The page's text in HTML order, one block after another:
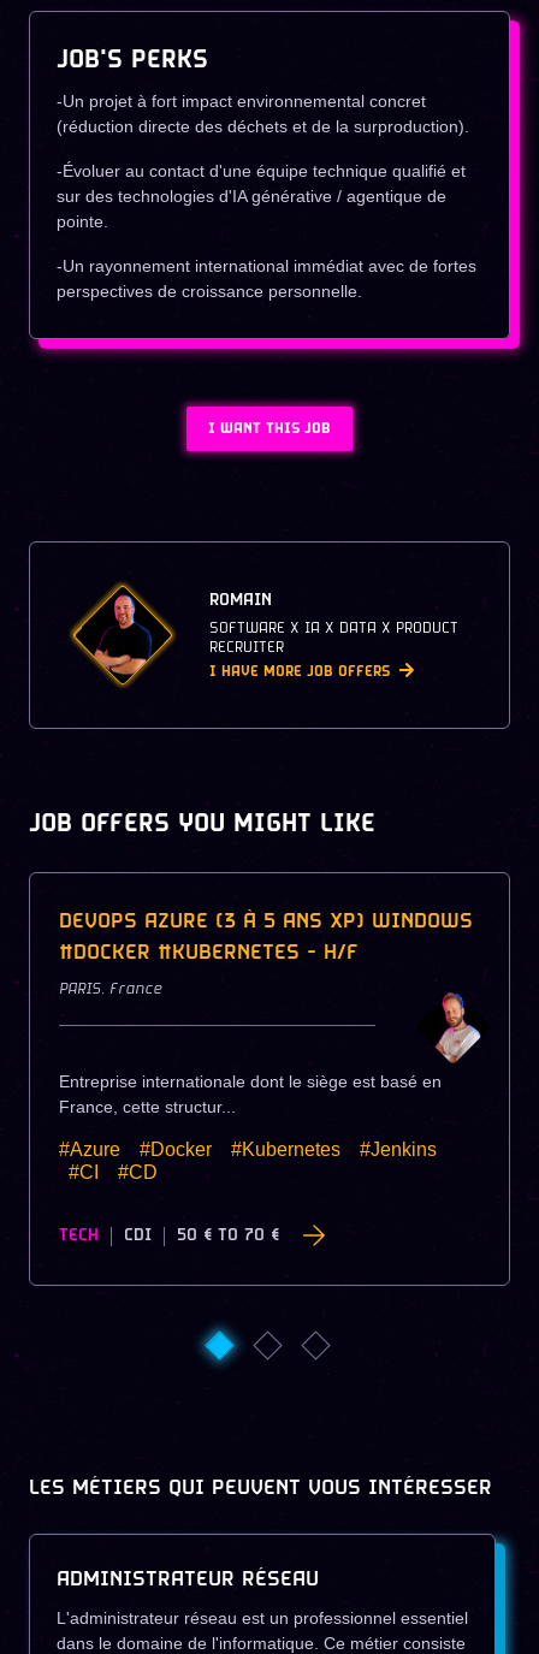
JOB'S PERKS
-Un projet à fort impact environnemental concret
(réduction directe des déchets et de la surproduction).
-Évoluer au contact d'une équipe technique qualifié et
sur des technologies d'IA générative / agentique de
pointe.
-Un rayonnement international immédiat avec de fortes
perspectives de croissance personnelle.
I WANT THIS JOB
ROMAIN
SOFTWARE X IA X DATA X PRODUCT
RECRUITER
I HAVE MORE JOB OFFERS
JOB OFFERS YOU MIGHT LIKE
DEVOPS AZURE (3 À 5 ANS XP) WINDOWS
#DOCKER #KUBERNETES - H/F
PARIS, France
Entreprise internationale dont le siège est basé en
France, cette structur...
#Azure #Docker #Kubernetes
#Jenkins
#CI
#CD
TECH CDI 50 € TO 70 €
LES MÉTIERS QUI PEUVENT VOUS INTÉRESSER
ADMINISTRATEUR RÉSEAU
L'administrateur réseau est un professionnel essentiel
dans le domaine de l'informatique. Ce métier consiste